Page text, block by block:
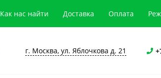
Как нас найти Доставка Оплата
г. Москва, ул. Яблочкова д. 21